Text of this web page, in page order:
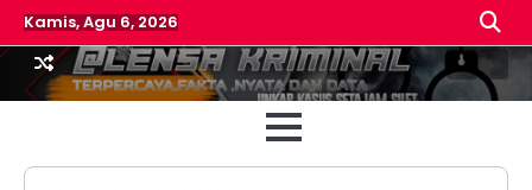
Skip
to
content
Kamis, Agu 6, 2026
Beranda